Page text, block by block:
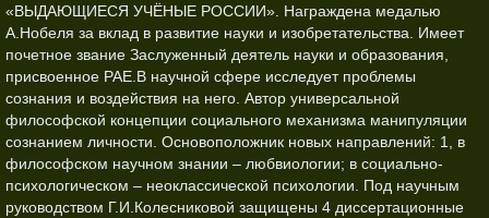
«ВЫДАЮЩИЕСЯ УЧЁНЫЕ РОССИИ». Награждена медалью
А.Нобеля за вклад в развитие науки и изобретательства. Имеет
почетное звание Заслуженный деятель науки и образования,
присвоенное РАЕ.В научной сфере исследует проблемы
сознания и воздействия на него. Автор универсальной
философской концепции социального механизма манипуляции
сознанием личности. Основоположник новых направлений: 1, в
философском научном знании – любвиологии; в социально-
психологическом – неоклассической психологии. Под научным
руководством Г.И.Колесниковой защищены 4 диссертационные